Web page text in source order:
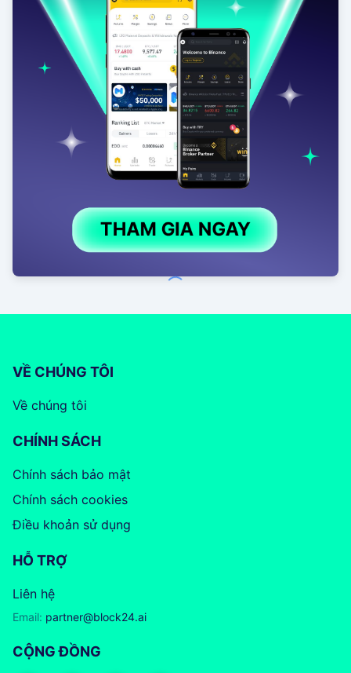
VỀ CHÚNG TÔI
Về chúng tôi
CHÍNH SÁCH
Chính sách bảo mật
Chính sách cookies
Điều khoản sử dụng
HỖ TRỢ
Liên hệ
Email: partner@block24.ai
CỘNG ĐỒNG